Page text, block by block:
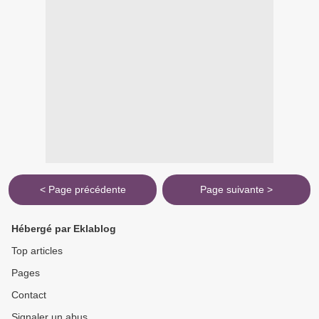
< Page précédente Page suivante >
Hébergé par Eklablog
Top articles
Pages
Contact